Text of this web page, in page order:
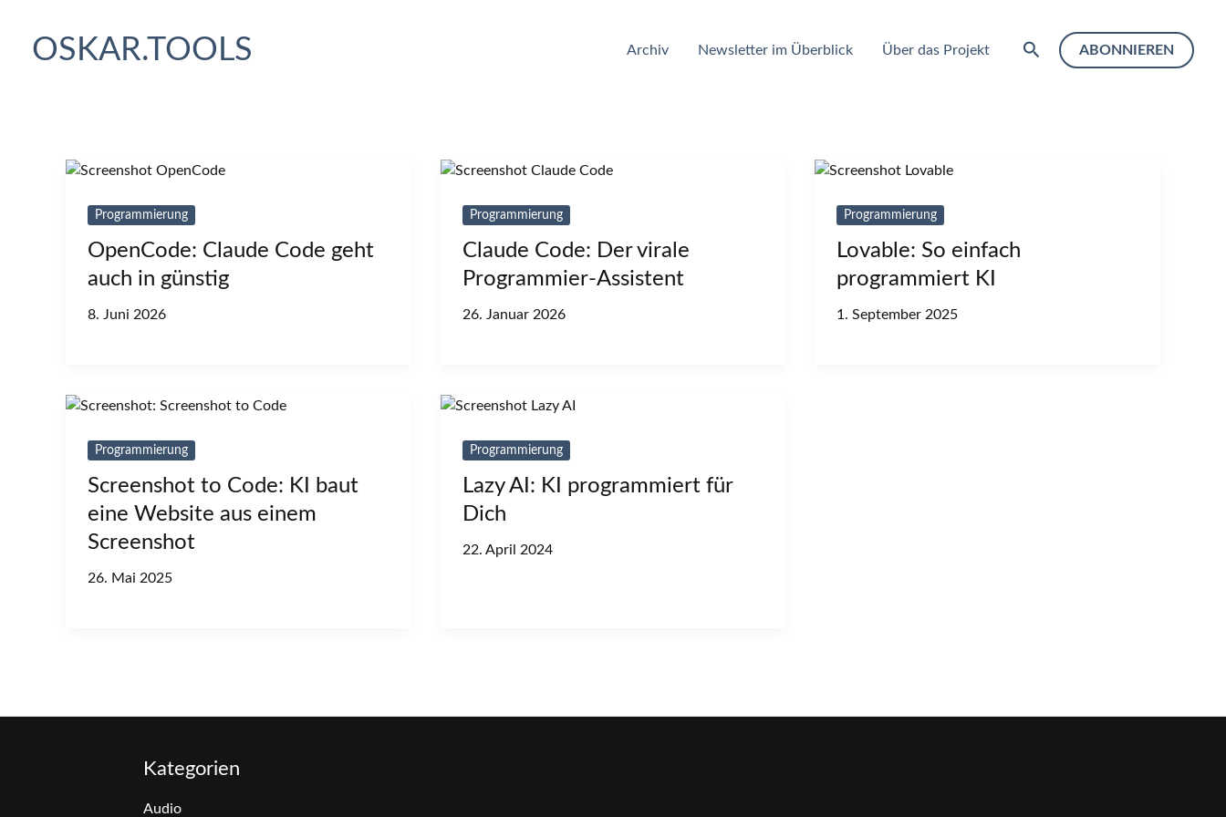
springenOSKAR.TOOLS Archiv Newsletter im Überblick Über das Projekt SuchenABONNIEREN
Programmierung
OpenCode: Claude Code geht
auch in günstig
8. Juni 2026
Programmierung
Claude Code: Der virale
Programmier-Assistent
26. Januar 2026
Programmierung
Lovable: So einfach
programmiert KI
1. September 2025
Programmierung
Screenshot to Code: KI baut
eine Website aus einem
Screenshot
26. Mai 2025
Programmierung
Lazy AI: KI programmiert für
Dich
22. April 2024
Kategorien
Audio